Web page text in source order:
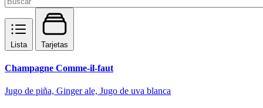
Lista Tarjetas
Champagne Comme-il-faut
Jugo de piña, Ginger ale, Jugo de uva blanca